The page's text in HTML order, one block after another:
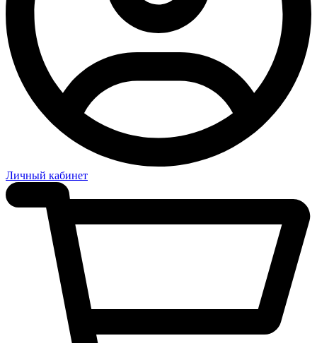
Личный кабинет